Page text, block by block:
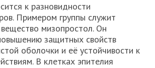
к разновидности
Примером группы служит
мизопростол. Он
защитных свойств
оболочки и её устойчивости к
В клетках эпителия